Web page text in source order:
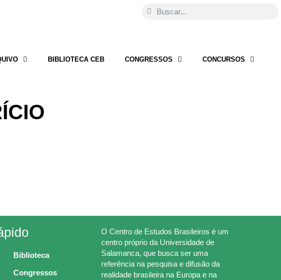
BIBLIOTECA CEB CONGRESSOS CONCURSOS
Biblioteca
Congressos
O Centro de Estudos Brasileiros é um
centro próprio da Universidade de
Salamanca, que busca ser uma
referência na pesquisa e difusão da
realidade brasileira na Europa e na